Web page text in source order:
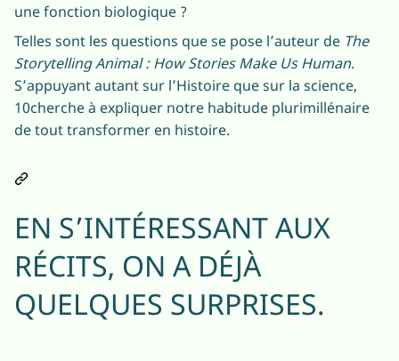
une fonction biologique ?
Telles sont les questions que se pose l’auteur de The
Storytelling Animal : How Stories Make Us Human.
S’appuyant autant sur l’Histoire que sur la science,
10cherche à expliquer notre habitude plurimillénaire
de tout transformer en histoire.
EN S’INTÉRESSANT AUX
RÉCITS, ON A DÉJÀ
QUELQUES SURPRISES.